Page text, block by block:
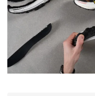
suela en la
zona del talón
Antepié
laboratorio
Antepié
25.3 mm
28.0 mm